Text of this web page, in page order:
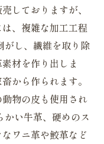
しておりますが、
、複雑な加工工程
がし、繊維を取り除
材を作り出しま
から作られます。
物の皮も使用され
い牛革、硬めのス
ワニ革や鮫革など